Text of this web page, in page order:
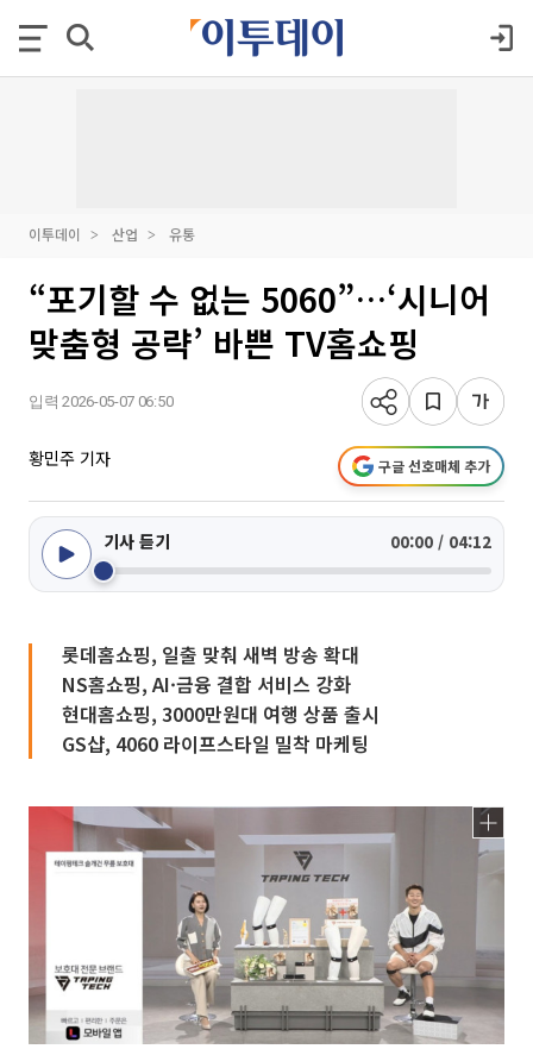
이투데이 산업 유통
“포기할 수 없는 5060”…‘시니어
맞춤형 공략’ 바쁜 TV홈쇼핑
입력 2026-05-07 06:50
황민주 기자 구글 선호매체 추가
기사 듣기 00:00 / 04:12
롯데홈쇼핑, 일출 맞춰 새벽 방송 확대
NS홈쇼핑, AI·금융 결합 서비스 강화
현대홈쇼핑, 3000만원대 여행 상품 출시
GS샵, 4060 라이프스타일 밀착 마케팅